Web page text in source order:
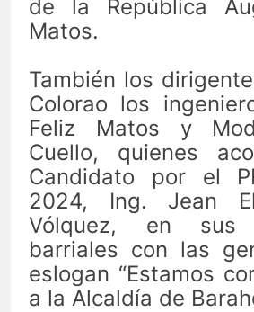
de la República
Matos.
También los
Colorao los
Feliz Matos y
Cuello, quienes
Candidato por el
2024, Ing. Jean
Vólquez, en sus
barriales con las
eslogan “Estamos
a la Alcaldía de